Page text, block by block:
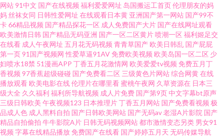
91熟女探花 福利午夜 欧美一级在线 在线观看不卡av网站 91网站视频在线观
看 国产成人综合视频在线 欧美乱嫖 91n在线视频免费观看 91在线综合第一页
精品国产福利 深夜91福利社 91国摸 www91豆花com 黑丝诱惑AV 日韩123区
在线视频 中文字幕人妻熟女人妻 超碰好屌色 久久性精品 丝袜美腿五月天 91
热资源站 国产91在线资源 影音先锋av妇女 91桃花福利 91探花福利视频 国产
乱轮9 麻豆九十一看片 蜜芽在线导航 色色婷婷五月天日韩 91香蕉鹿鹿污91
网站91中文 国产在线视频 福利爱爱网址 岛国搬运工首页伦理朋友的妈
妈 丝袜女同 日韩性爱网址 在线观看日本黄 亚洲国产第一网站 国产99不
卡66精品视频 国产精品探花一区 成人免费国产大片 国产在线网址观看
欧美激情日韩 国产精品无码亚洲 国产一区二区黄片喷潮一区 福利姬足交
在线看 成人午夜网址 五月花无码视频 青青草国产 欧美日韩乱 国产屁屁
第一页91国产视频网 性爱草逼91AV 免费欧美视频 欧美岛国一区二区 少
妇喷水18禁 51漫画APP 丁香五月花激情网 欧美爱爱tv视频 免费五月丁
香视频 97香蕉超级碰碰 国产免费看二区 三级黄色片网站综合网黄在线
播放观看 欧美电影在线伦理片在哪里看蜜桃午夜网 久草资源在 日本三
级大全 久久福利 福利所导航视频 成人片免费 国产第9页中文字幕bt原声
三级日韩欧美 午夜视频123 日本推理片丁香五月网站 国产免费看视频 极
品成人色 成人黑料自拍 国产日韩欧美网站 国产无码av老湿A片影院 国产
精品自拍偷拍 牛牛影院A片 日韩无码视频网站都市激情变态另类 男女91
视频 字幕在线精品播放 免费国产在线看 国产婷婷五月天 无码传媒导航